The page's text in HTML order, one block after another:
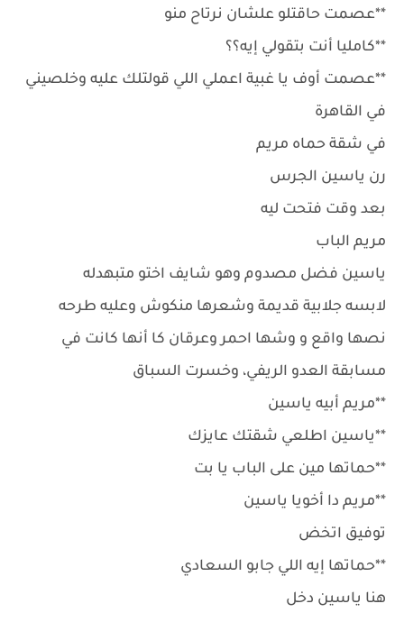
**عصمت حاقتلو علشان نرتاح منو
**كامليا أنت بتقولي إيه؟؟
**عصمت أوف يا غبية اعملي اللي قولتلك عليه وخلصيني
في القاهرة
في شقة حماه مريم
رن ياسين الجرس
بعد وقت فتحت ليه
مريم الباب
ياسين فضل مصدوم وهو شايف اختو متبهدله
لابسه جلابية قديمة وشعرها منكوش وعليه طرحه
نصها واقع و وشها احمر وعرقان كا أنها كانت في
مسابقة العدو الريفي، وخسرت السباق
**مريم أبيه ياسين
**ياسين اطلعي شقتك عايزك
**حماتها مين على الباب يا بت
**مريم دا أخويا ياسين
توفيق اتخض
**حماتها إيه اللي جابو السعادي
هنا ياسين دخل